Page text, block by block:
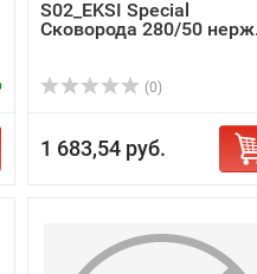
S02_EKSI Special
Сковорода 280/50
(0)
1 683,54 руб.